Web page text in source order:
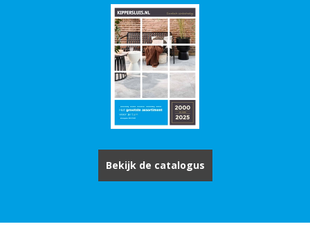
Bekijk de catalogus